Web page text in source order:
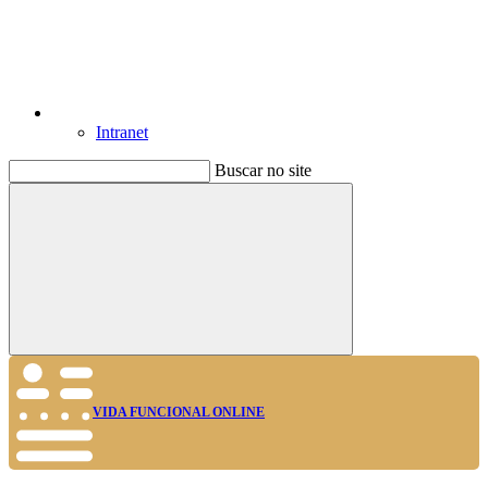
Intranet
Buscar no site
Buscar
VIDA FUNCIONAL ONLINE